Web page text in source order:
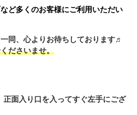
ど多くのお客様にご利用いただい
同、心よりお待ちしております♬
ださいませ。
面入り口を入ってすぐ左手にござ